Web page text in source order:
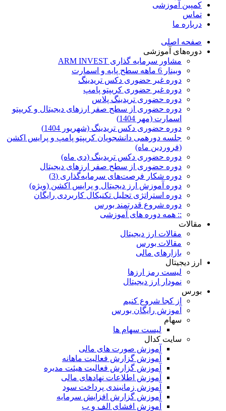
کمپین آموزشی
تماس
درباره ما
صفحه اصلی
دوره‌های آموزشی
مشاور سرمایه گذاری ARM INVEST
وبینار 6 ماهه سطح پایه و اسمارت
دوره غیر حضوری دکس تریدینگ
دوره غیر حضوری کریپتو پامپ
دوره حضوری تریدینگ پلاس
دوره حضوری از سطح صفر ارزهای دیجیتال و کریپتو
اسمارت (مهر 1404)
دوره حضوری دکس تریدینگ (شهریور 1404)
جلسه دورهمی دانشجویان کریپتو پامپ و پرایس اکشن
(فروردین ماه)
دوره حضوری دکس تریدینگ (دی ماه)
دوره حضوری از سطح صفر ارزهای دیجیتال
دوره شکار فرصت‌های سرمایه‌گذاری (3)
دوره آموزش ارز دیجیتال و پرایس اکشن (ویژه)
دوره استراتژی تحلیل تکنیکال کاربردی رایگان
دوره شروع قدرتمند بورس
:: همه دوره های آموزشی
مقالات
مقالات ارز دیجیتال
مقالات بورس
بازارهای مالی
ارز دیجیتال
لیست رمز ارزها
نمودار ارز دیجیتال
بورس
از کجا شروع کنیم
آموزش رایگان بورس
سهام
لیست سهام ها
سایت کدال
آموزش صورت های مالی
آموزش گزارش فعالیت ماهانه
آموزش گزارش فعالیت هیئت مدیره
آموزش اطلاعات نهادهای مالی
آموزش زمانبندی پرداخت سود
آموزش گزارش افزایش سرمایه
آموزش افشای الف و ب